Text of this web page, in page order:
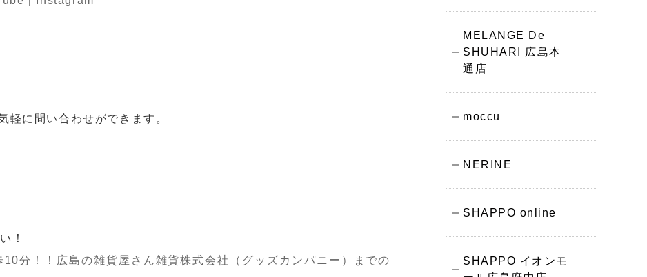
軽に問い合わせができます。
！
分！！広島の雑貨屋さん雑貨株式会社（グッズカンパニー）までの
MELANGE De
SHUHARI 広島本
通店
moccu
NERINE
SHAPPO online
SHAPPO イオンモ